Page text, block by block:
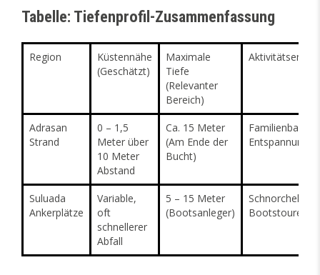
Tabelle: Tiefenprofil-Zusammenfassung
Region
Küstennähe
(Geschätzt)
Maximale
Tiefe
(Relevanter
Bereich)
Adrasan
Strand
0 – 1,5
Meter über
10 Meter
Abstand
Ca. 15 Meter
(Am Ende der
Bucht)
Familienbaden,
Entspannung
Suluada
Ankerplätze
Variable,
oft
schnellerer
Abfall
5 – 15 Meter
(Bootsanleger)
Schnorcheln,
Bootstouren